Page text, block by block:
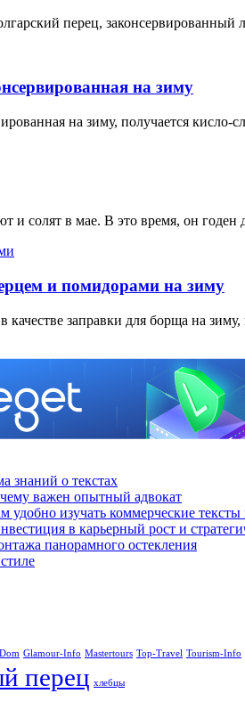
перец, законсервированный
на зиму
на зиму, получается
и солят в мае. В это время, он
и помидорами на зиму
качестве заправки для борща на
знаний о текстах
важен опытный адвокат
изучать коммерческие
в карьерный рост и
панорамного остекления
Glamour-Info Mastertours Top-Travel Tourism-Info
перец хлебцы